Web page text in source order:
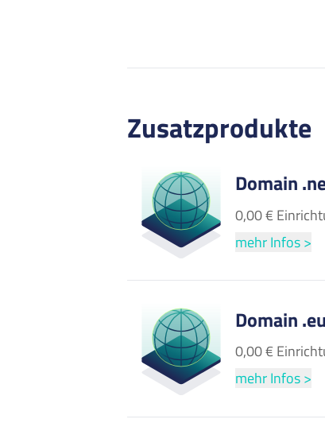
Zusatzprodukte
Domain
0,00 €
mehr Infos >
Domain .eu
0,00 €
mehr Infos >